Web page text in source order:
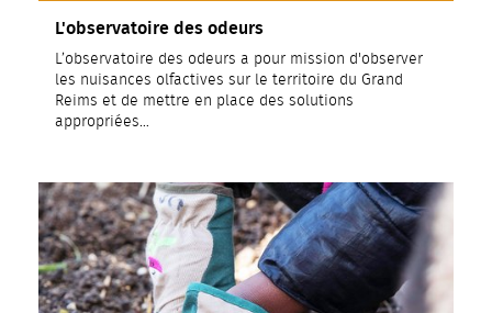
L'observatoire des odeurs
L’observatoire des odeurs a pour mission d'observer
les nuisances olfactives sur le territoire du Grand
Reims et de mettre en place des solutions
appropriées…